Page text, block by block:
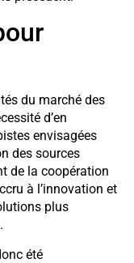
du marché des
d’en
envisagées
des sources
de la coopération
à l’innovation et
plus
été